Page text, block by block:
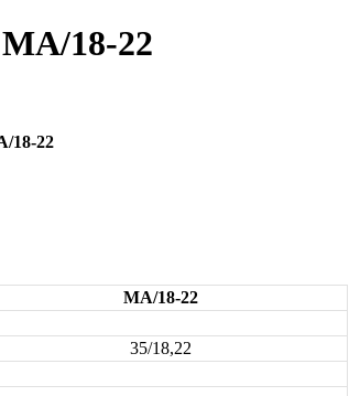
МА/18-22
18-22
МА/18-22
35/18,22